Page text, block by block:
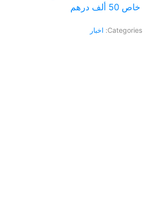
خاص 50 ألف درهم
Categories: اخبار